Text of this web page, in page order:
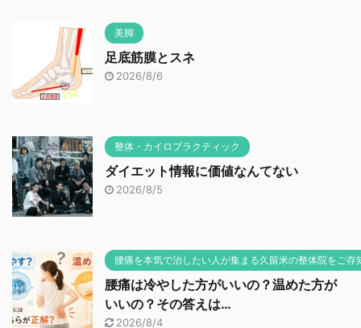
美脚
足底筋膜とスネ
2026/8/6
整体・カイロプラクティック
ダイエット情報に価値なんてない
2026/8/5
腰痛を本気で治したい人が集まる久留米の整体院をご存
腰痛は冷やした方がいいの？温めた方が
いいの？その答えは…
2026/8/4